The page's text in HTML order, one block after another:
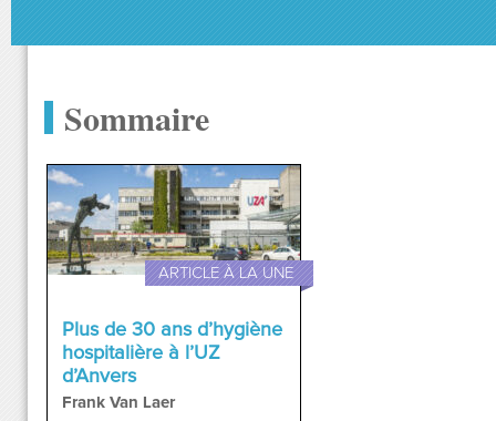
Sommaire
ARTICLE À LA UNE
Plus de 30 ans d’hygiène
hospitalière à l’UZ
d’Anvers
Frank Van Laer